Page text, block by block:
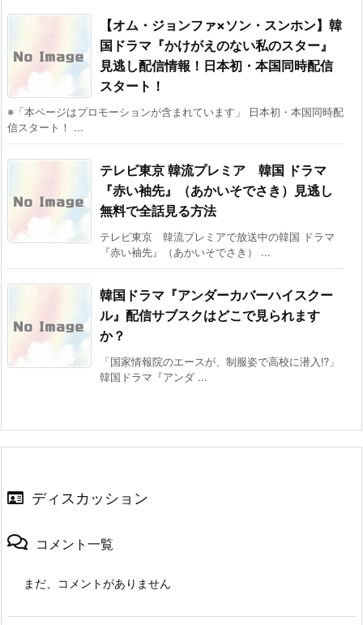
【オム・ジョンファ×ソン・スンホン】韓
国ドラマ『かけがえのない私のスター』
見逃し配信情報！日本初・本国同時配信
スタート！
※「本ページはプロモーションが含まれています」 日本初・本国同時配
信スタート！ ...
テレビ東京 韓流プレミア 韓国 ドラマ
『赤い袖先』（あかいそでさき）見逃し
無料で全話見る方法
テレビ東京 韓流プレミアで放送中の韓国 ドラマ
『赤い袖先』（あかいそでさき） ...
韓国ドラマ『アンダーカバーハイスクー
ル』配信サブスクはどこで見られます
か？
「国家情報院のエースが、制服姿で高校に潜入⁉」
韓国ドラマ『アンダ ...
ディスカッション
コメント一覧
まだ、コメントがありません